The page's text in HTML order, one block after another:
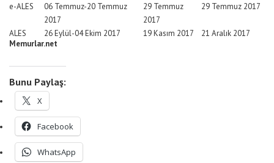
e-ALES
06 Temmuz-20 Temmuz
2017
29 Temmuz
2017
29 Temmuz 2017
ALES 26 Eylül-04 Ekim 2017 19 Kasım 2017
21 Aralık 2017
Memurlar.net
Bunu Paylaş:
X
Facebook
WhatsApp